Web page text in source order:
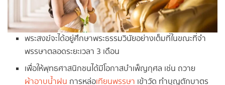
พระสงฆ์จะได้อยู่ศึกษาพระธรรมวินัยอย่างเต็มที่ในขณะที่จำ
พรรษาตลอดระยะเวลา 3 เดือน
เพื่อให้พุทธศาสนิกชนได้มีโอกาสบำเพ็ญกุศล เช่น ถวาย
ผ้าอาบน้ำฝน การหล่อเทียนพรรษา เข้าวัด ทำบุญตักบาตร